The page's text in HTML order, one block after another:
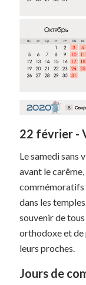
22 février -
Le samedi sans
avant le
commémoratifs
dans les
souvenir de
orthodoxe et de
leurs proches.
Jours de